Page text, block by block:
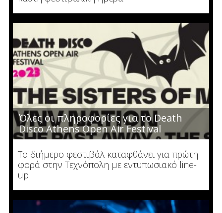
Όλες οι πληροφορίες για το Death
Disco Athens Open Air Festival
To διήμερο φεστιβάλ καταφθάνει για πρώτη
φορά στην Τεχνόπολη με εντυπωσιακό line-
up